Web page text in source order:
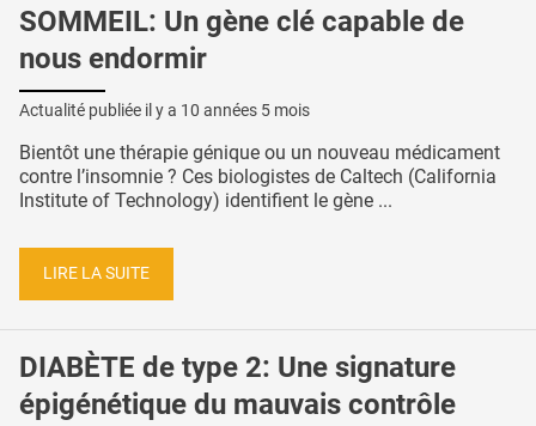
SOMMEIL: Un gène clé capable de
nous endormir
Actualité publiée il y a 10 années 5 mois
Bientôt une thérapie génique ou un nouveau médicament
contre l’insomnie ? Ces biologistes de Caltech (California
Institute of Technology) identifient le gène ...
LIRE LA SUITE
DIABÈTE de type 2: Une signature
épigénétique du mauvais contrôle